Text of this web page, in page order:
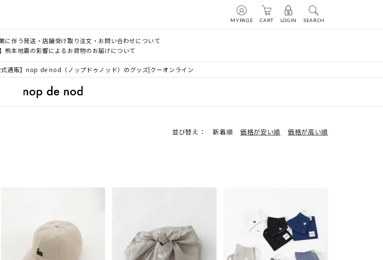
MYPAGE CART LOGIN SEARCH
に伴う発送・店舗受け取り注文・お問い合わせについて
】熊本地震の影響によるお荷物のお届けについて
式通販】nop de nod（ノップドゥノッド）のグッズ|クーオンライン
並び替え 新着順 価格が安い順 価格が高い順